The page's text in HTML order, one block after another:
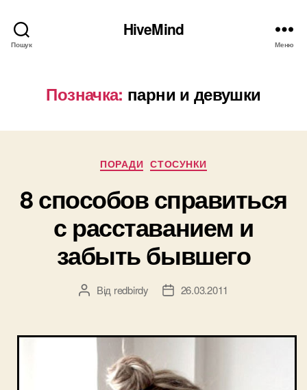
Пошук
HiveMind
Меню
Позначка: парни и девушки
Категорії
ПОРАДИ СТОСУНКИ
8 способов справиться
с расставанием и
забыть бывшего
Автор
Від redbirdy
Дата26.03.2011